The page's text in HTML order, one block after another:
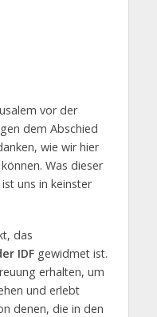
vor der
dem Abschied
wie wir hier
Was dieser
uns in keinster
das
IDFgewidmet ist.
erhalten, um
und erlebt
denen, die in den